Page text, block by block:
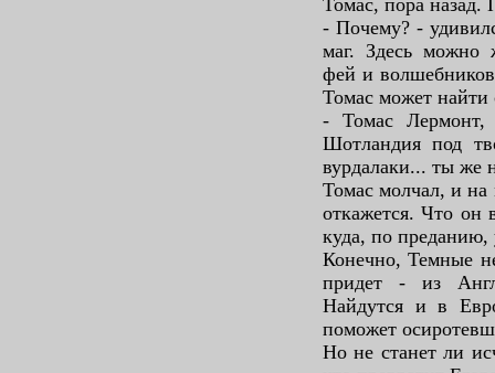
- Почему? -
маг. Здесь можно
фей и
Томас может
- Томас Лермонт,
Шотландия под
вурдалаки... ты же
Томас молчал, и на
откажется. Что он
куда, по преданию,
Конечно, Темные
придет - из
Найдутся и в
поможет
Но не станет ли